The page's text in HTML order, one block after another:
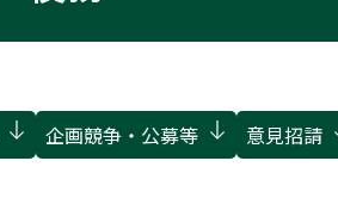
企画競争・公募等 意見招請